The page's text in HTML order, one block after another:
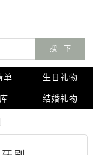
单 生日礼物
结婚礼物